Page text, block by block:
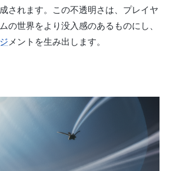
されます。この不透明さは、プレイヤ
の世界をより没入感のあるものにし、
メントを生み出します。